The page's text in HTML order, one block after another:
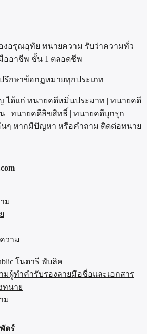
งอรุณอุทัย ทนายความ รับว่าความทั่ว
ออาชีพ ชั้น 1 ตลอดชีพ
รึกษาข้อกฏหมายทุกประเภท
ได้แก่ ทนายคดีหมิ่นประมาท | ทนายคดี
| ทนายคดีลิขสิทธิ์ | ทนายคดีบุกรุก |
ๆ หากมีปัญหา หรือคำถาม ติดต่อทนาย
ม
วาม
โนตารี พับลิค
มผู้ทำคำรับรองลายมือชื่อและเอกสาร
ทนาย
ม
ตร์